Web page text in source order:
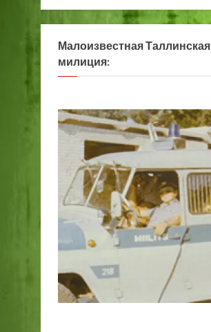
Малоизвестная Таллинская
милиция: